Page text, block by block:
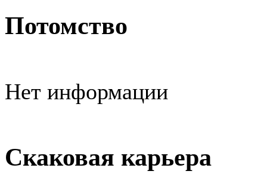
Потомство
Нет информации
Скаковая карьера